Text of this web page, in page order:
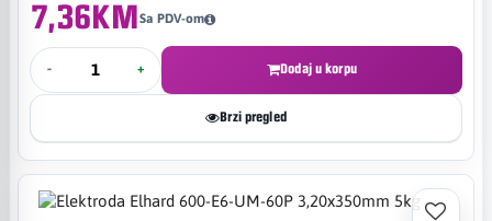
7,36KMSa PDV-om
- + Dodaj u korpu
Brzi pregled